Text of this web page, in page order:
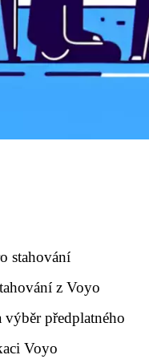
stahování
z Voyo
předplatného
Voyo